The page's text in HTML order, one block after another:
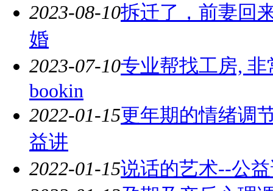
2023-08-10拆迁了，前妻回
婚
2023-07-10专业帮找工房,
bookin
2022-01-15更年期的情绪调
益讲
2022-01-15说话的艺术--公益